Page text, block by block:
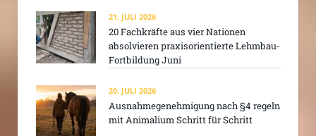
21. JULI 2026
20 Fachkräfte aus vier Nationen
absolvieren praxisorientierte Lehmbau-
Fortbildung Juni
20. JULI 2026
Ausnahmegenehmigung nach §4 regeln
mit Animalium Schritt für Schritt